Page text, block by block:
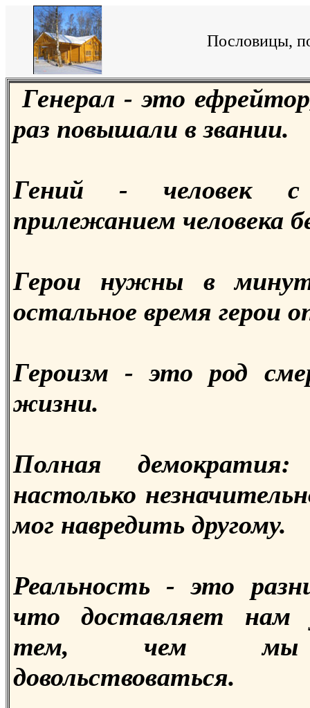
Пословицы,
Генерал - это
раз повышали в звании.
Гений - человек
прилежанием человека
Герои нужны в
остальное время герои
Героизм - это род
жизни.
Полная
настолько
мог навредить другому.
Реальность - это
что доставляет нам
тем, чем мы
довольствоваться.